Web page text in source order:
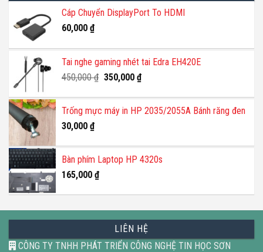
Cáp Chuyển DisplayPort To HDMI
60,000 ₫
Tai nghe gaming nhét tai Edra EH420E
450,000₫ Giá
là:
450,000 ₫.
350,000 ₫Giá
tại
là:
Trống mực máy in HP 2035/2055A Bánh răng đen
30,000 ₫
Bàn phím Laptop HP 4320s
165,000 ₫
LIÊN HỆ
CÔNG TY TNHH PHÁT TRIỂN CÔNG NGHỆ TIN HỌC SƠN